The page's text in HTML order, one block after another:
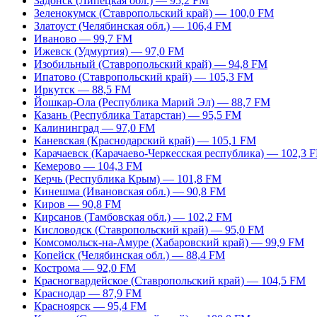
Зеленокумск (Ставропольский край) — 100,0 FM
Златоуст (Челябинская обл.) — 106,4 FM
Иваново — 99,7 FM
Ижевск (Удмуртия) — 97,0 FM
Изобильный (Ставропольский край) — 94,8 FM
Ипатово (Ставропольский край) — 105,3 FM
Иркутск — 88,5 FM
Йошкар-Ола (Республика Марий Эл) — 88,7 FM
Казань (Республика Татарстан) — 95,5 FM
Калининград — 97,0 FM
Каневская (Краснодарский край) — 105,1 FM
Карачаевск (Карачаево-Черкесская республика) — 102,3
Кемерово — 104,3 FM
Керчь (Республика Крым) — 101,8 FM
Кинешма (Ивановская обл.) — 90,8 FM
Киров — 90,8 FM
Кирсанов (Тамбовская обл.) — 102,2 FM
Кисловодск (Ставропольский край) — 95,0 FM
Комсомольск-на-Амуре (Хабаровский край) — 99,9 FM
Копейск (Челябинская обл.) — 88,4 FM
Кострома — 92,0 FM
Красногвардейское (Ставропольский край) — 104,5 FM
Краснодар — 87,9 FM
Красноярск — 95,4 FM